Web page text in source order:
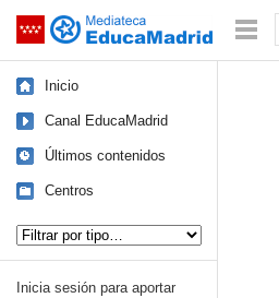
Saltar navegación
Inicio
Canal EducaMadrid
Últimos contenidos
Centros
Inicia sesión para aportar